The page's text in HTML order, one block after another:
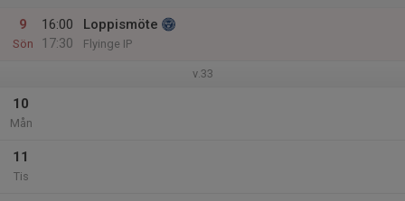
9
Sön
16:00
17:30
Loppismöte
Flyinge IP
v.33
10
Mån
11
Tis